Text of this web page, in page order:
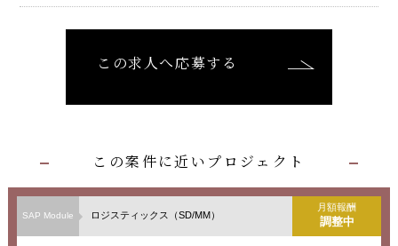
この求人へ応募する
この案件に近いプロジェクト
SAP Module ロジスティックス（SD/MM）
月額報酬
調整中